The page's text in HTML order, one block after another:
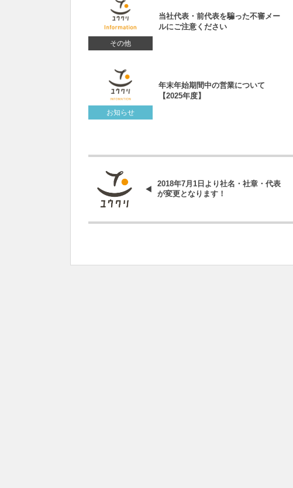
その他
当社代表・前代表を騙った不審メー
ルにご注意ください
お知らせ
年末年始期間中の営業について
【2025年度】
2018年7月1日より社名・社章・代表
が変更となります！